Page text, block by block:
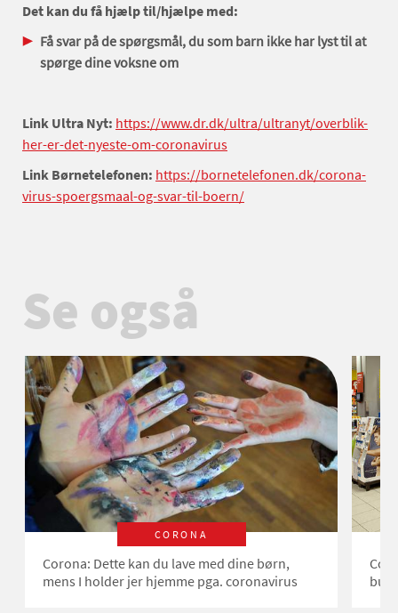
Det kan du få hjælp til/hjælpe med:
Få svar på de spørgsmål, du som barn ikke har lyst til at
spørge dine voksne om
Link Ultra Nyt: https://www.dr.dk/ultra/ultranyt/overblik-
her-er-det-nyeste-om-coronavirus
Link Børnetelefonen: https://bornetelefonen.dk/corona-
virus-spoergsmaal-og-svar-til-boern/
Se også
CORONA
Corona: Dette kan du lave med dine børn,
mens I holder jer hjemme pga. coronavirus